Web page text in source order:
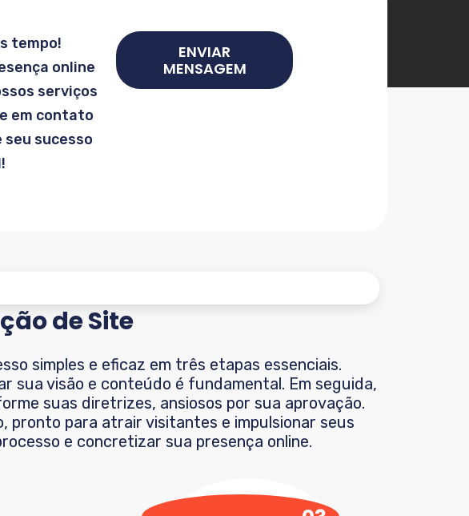
tempo!
online
serviços
em contato
seu sucesso
ENVIAR
MENSAGEM
de Site
simples e eficaz em três etapas essenciais.
sua visão e conteúdo é fundamental. Em seguida,
suas diretrizes, ansiosos por sua aprovação.
pronto para atrair visitantes e impulsionar seus
e concretizar sua presença online.